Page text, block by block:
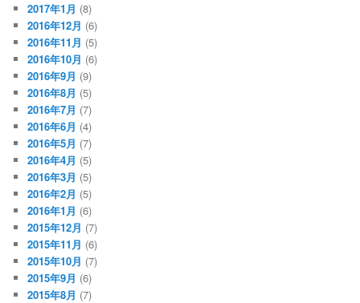
2017年1月 (8)
2016年12月 (6)
2016年11月 (5)
2016年10月 (6)
2016年9月 (9)
2016年8月 (5)
2016年7月 (7)
2016年6月 (4)
2016年5月 (7)
2016年4月 (5)
2016年3月 (5)
2016年2月 (5)
2016年1月 (6)
2015年12月 (7)
2015年11月 (6)
2015年10月 (7)
2015年9月 (6)
2015年8月 (7)